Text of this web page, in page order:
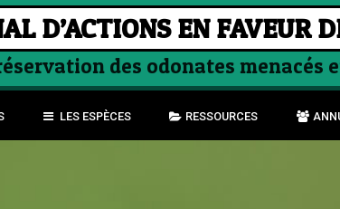
D’ACTIONS EN FAVEUR
des odonates menacés
LES ESPÈCES RESSOURCES